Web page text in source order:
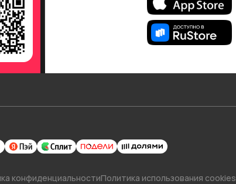
конфиденциальностиПолитика использования cookies